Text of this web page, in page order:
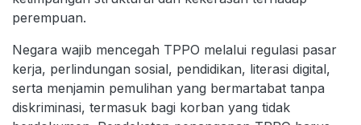
perempuan.
Negara wajib mencegah TPPO melalui regulasi pasar
kerja, perlindungan sosial, pendidikan, literasi digital,
serta menjamin pemulihan yang bermartabat tanpa
diskriminasi, termasuk bagi korban yang tidak